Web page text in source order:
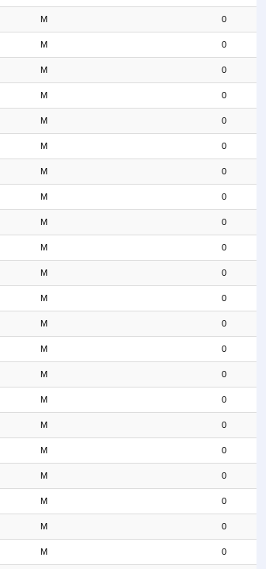
M 0
M 0
M 0
M 0
M 0
M 0
M 0
M 0
M 0
M 0
M 0
M 0
M 0
M 0
M 0
M 0
M 0
M 0
M 0
M 0
M 0
M 0